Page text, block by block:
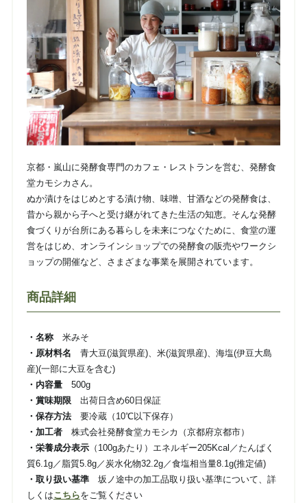
京都・嵐山に発酵食専門のカフェ・レストランを営む、発酵食
堂カモシカさん。
ぬか漬けをはじめとする漬け物、味噌、甘酒などの発酵食は、
昔から親から子へと受け継がれてきた生活の知恵。そんな発酵
食づくりが台所にある暮らしを未来につなぐために、食堂の運
営をはじめ、オンラインショップでの発酵食の販売やワークシ
ョップの開催など、さまざまな事業を展開されています。
商品詳細
・名称 米みそ
・原材料名 青大豆(滋賀県産)、米(滋賀県産)、海塩(伊豆大島
産)(一部に大豆を含む)
・内容量500g
・賞味期限出荷日含め60日保証
・保存方法要冷蔵（10℃以下保存）
・加工者株式会社発酵食堂カモシカ（京都府京都市）
・栄養成分表示（100gあたり）エネルギー205Kcal／たんぱく
質6.1g／脂質5.8g／炭水化物32.2g／食塩相当量8.1g(推定値)
・取り扱い基準 坂ノ途中の加工品取り扱い基準について、詳
しくはこちらをご覧ください